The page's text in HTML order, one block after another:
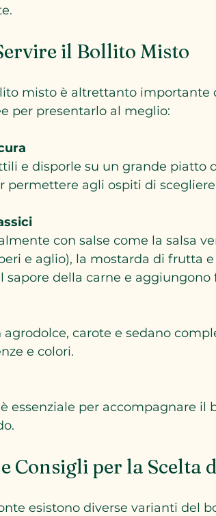
il Bollito Misto
misto è altrettanto importante
per presentarlo al meglio:
permettere agli ospiti di
e aglio), la mostarda di frutta
della carne e aggiungono
e colori.
Consigli per la Scelta
esistono diverse varianti del